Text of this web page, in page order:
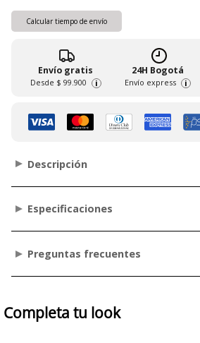
Calcular tiempo de envío
Envío gratis
Desde $ 99.900 i
24H Bogotá
Envío express i
Descripción
Especificaciones
Preguntas frecuentes
Completa tu look